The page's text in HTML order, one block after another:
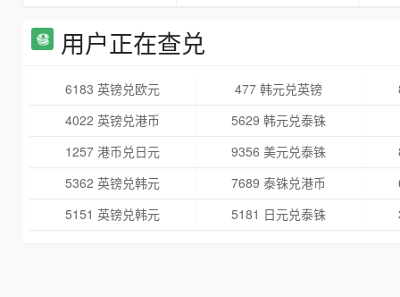
用户正在查兑
6183 英镑兑欧元 477 韩元兑英镑
4022 英镑兑港币
5629 韩元兑泰铢
1257 港币兑日元
9356 美元兑泰铢
5362 英镑兑韩元
7689 泰铢兑港币
5151 英镑兑韩元
5181 日元兑泰铢